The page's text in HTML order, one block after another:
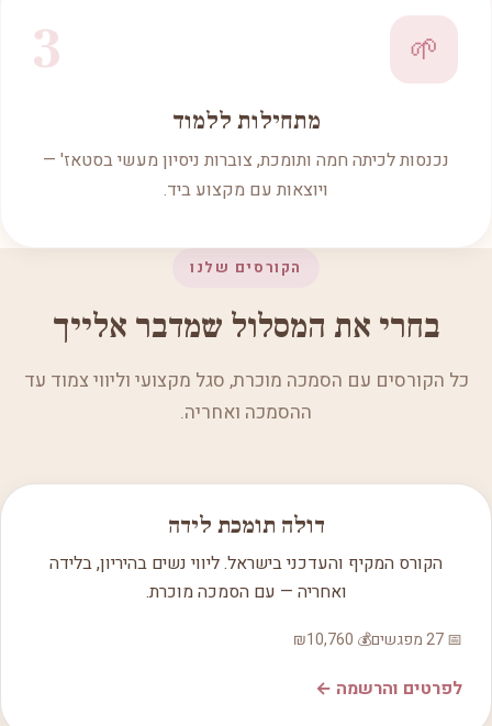
3 🌱
מתחילות ללמוד
נכנסות לכיתה חמה ותומכת, צוברות ניסיון מעשי בסטאז' —
ויוצאות עם מקצוע ביד.
הקורסים שלנו
בחרי את המסלול שמדבר אלייך
כל הקורסים עם הסמכה מוכרת, סגל מקצועי וליווי צמוד עד
ההסמכה ואחריה.
דולה תומכת לידה
הקורס המקיף והעדכני בישראל. ליווי נשים בהיריון, בלידה
ואחריה — עם הסמכה מוכרת.
📅 27 מפגשים 💰 ₪10,760
לפרטים והרשמה ←